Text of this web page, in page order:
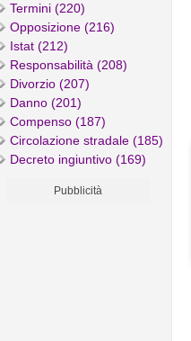
Termini (220)
Opposizione (216)
Istat (212)
Responsabilità (208)
Divorzio (207)
Danno (201)
Compenso (187)
Circolazione stradale (185)
Decreto ingiuntivo (169)
Pubblicità